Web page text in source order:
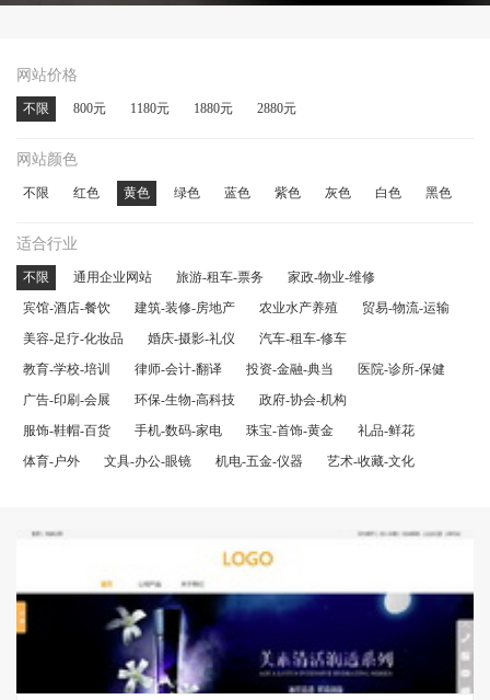
网站价格
不限 800元 1180元 1880元 2880元
网站颜色
不限 红色 黄色 绿色 蓝色 紫色 灰色 白色 黑色
适合行业
不限 通用企业网站 旅游-租车-票务
家政-物业-维修
宾馆-酒店-餐饮
建筑-装修-房地产 农业水产养殖
贸易-物流-运输
美容-足疗-化妆品
婚庆-摄影-礼仪
汽车-租车-修车
教育-学校-培训
律师-会计-翻译 投资-金融-典当
医院-诊所-保健
广告-印刷-会展
环保-生物-高科技
政府-协会-机构
服饰-鞋帽-百货
手机-数码-家电 珠宝-首饰-黄金
礼品-鲜花
体育-户外
文具-办公-眼镜 机电-五金-仪器 艺术-收藏-文化